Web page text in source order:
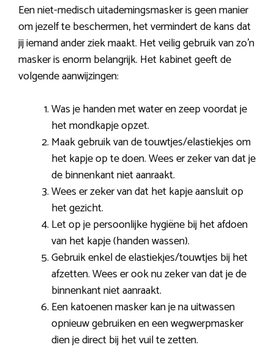
Een niet-medisch uitademingsmasker is geen manier
om jezelf te beschermen, het vermindert de kans dat
jij iemand ander ziek maakt. Het veilig gebruik van zo’n
masker is enorm belangrijk. Het kabinet geeft de
volgende aanwijzingen:
Was je handen met water en zeep voordat je
het mondkapje opzet.
Maak gebruik van de touwtjes/elastiekjes om
het kapje op te doen. Wees er zeker van dat je
de binnenkant niet aanraakt.
Wees er zeker van dat het kapje aansluit op
het gezicht.
Let op je persoonlijke hygiëne bij het afdoen
van het kapje (handen wassen).
Gebruik enkel de elastiekjes/touwtjes bij het
afzetten. Wees er ook nu zeker van dat je de
binnenkant niet aanraakt.
Een katoenen masker kan je na uitwassen
opnieuw gebruiken en een wegwerpmasker
dien je direct bij het vuil te zetten.